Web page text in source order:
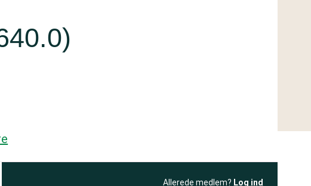
Allerede medlem? Log ind